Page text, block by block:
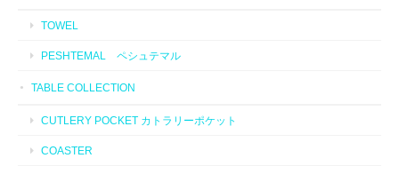
TOWEL
PESHTEMAL ペシュテマル
TABLE COLLECTION
CUTLERY POCKET カトラリーポケット
COASTER